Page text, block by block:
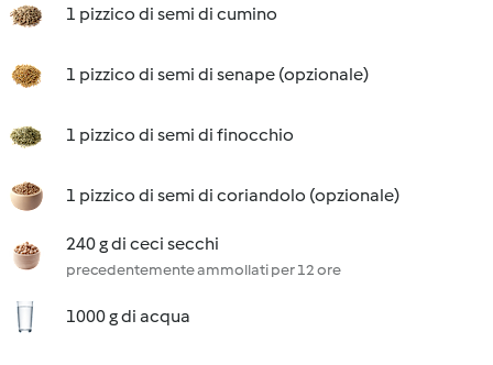
1 pizzico di semi di cumino
1 pizzico di semi di senape (opzionale)
1 pizzico di semi di finocchio
1 pizzico di semi di coriandolo (opzionale)
240 g di ceci secchi
precedentemente ammollati per 12 ore
1000 g di acqua